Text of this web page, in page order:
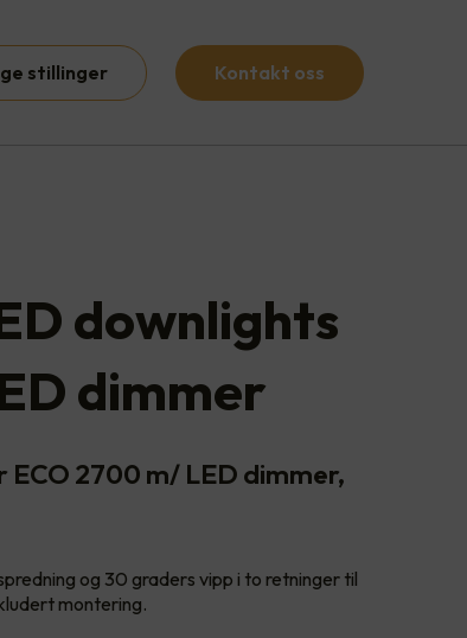
stillinger Kontakt oss
downlights
dimmer
2700 m/ LED dimmer,
og 30 graders vipp i to retninger til
montering.